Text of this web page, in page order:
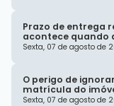
Prazo de entrega
acontece quando
Sexta, 07 de agosto de
O perigo de
matrícula do
Sexta, 07 de agosto de